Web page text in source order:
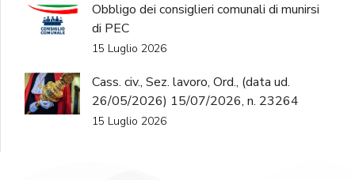
Obbligo dei consiglieri comunali di munirsi
di PEC
15 Luglio 2026
Cass. civ., Sez. lavoro, Ord., (data ud.
26/05/2026) 15/07/2026, n. 23264
15 Luglio 2026